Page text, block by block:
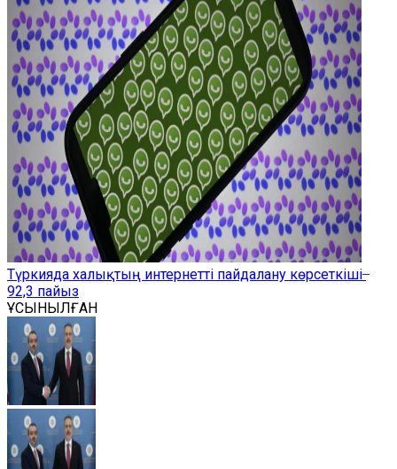
Түркияда халықтың интернетті пайдалану көрсеткіші ̶
92,3 пайыз
ҰСЫНЫЛҒАН